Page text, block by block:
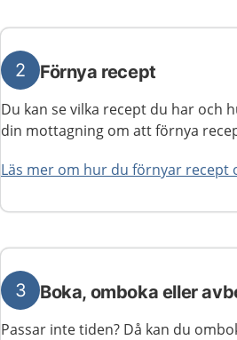
2 Förnya recept
Du kan se vilka recept du har och
din mottagning om att förnya
Läs mer om hur du förnyar recept
3 Boka, omboka eller
Passar inte tiden? Då kan du